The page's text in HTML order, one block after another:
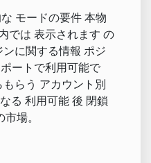
モードの要件 本物
では 表示されます の
に関する情報 ポジ
ートで利用可能で
らう アカウント別
る 利用可能 後 閉鎖
場。